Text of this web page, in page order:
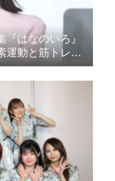
はなのいろ』
運動と筋トレを